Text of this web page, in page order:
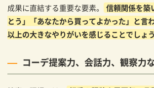
成果に直結する重要な要素。
信頼関係を築
とう」「あなたから買ってよかった」と言
以上の大きなやりがいを感じることでしょう
コーデ提案力、会話力、観察力